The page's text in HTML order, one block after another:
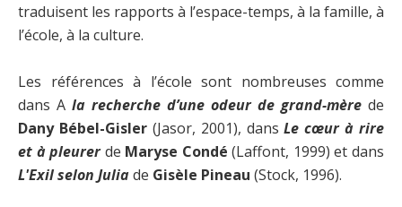
traduisent les rapports à l’espace-temps, à la famille, à
l’école, à la culture.
Les références à l’école sont nombreuses comme
dans A la recherche d’une odeur de grand-mère de
Dany Bébel-Gisler(Jasor, 2001), dansLe cœur à rire
et à pleurerde Maryse Condé (Laffont, 1999) et dans
L'Exil selon Juliade Gisèle Pineau (Stock, 1996).